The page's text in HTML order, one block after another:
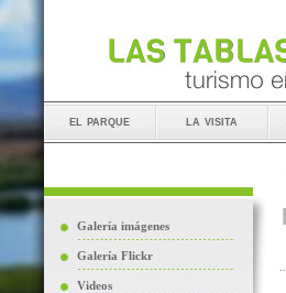
el parque la visita
Galería imágenes
Galería Flickr
Videos